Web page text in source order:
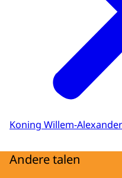
Audiobeschrijving
Download
Koning Willem-Alexander
Andere talen